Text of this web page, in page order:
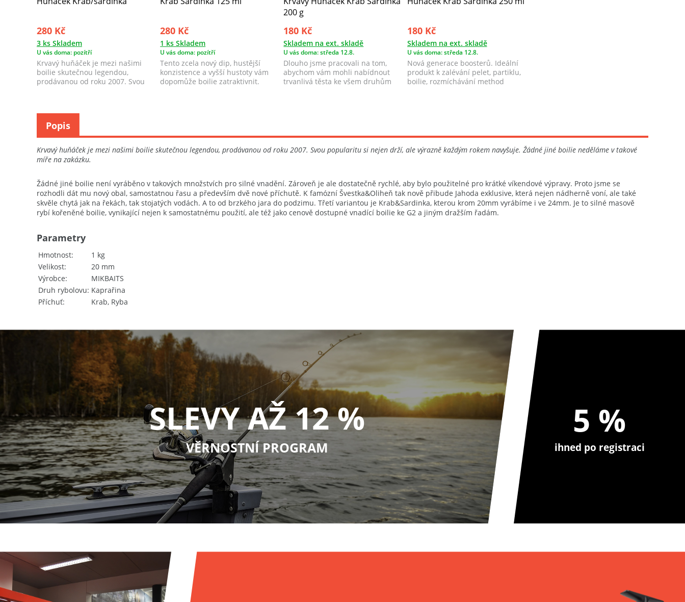
280 Kč
3 ks Skladem
U vás doma: pozítří
Krvavý huňáček je mezi našimi
boilie skutečnou legendou,
prodávanou od roku 2007. Svou
280 Kč
1 ks Skladem
U vás doma: pozítří
Tento zcela nový dip, hustější
konzistence a vyšší hustoty vám
dopomůže boilie zatraktivnit.
200 g
180 Kč
Skladem na ext. skladě
U vás doma: středa 12.8.
Dlouho jsme pracovali na tom,
abychom vám mohli nabídnout
trvanlivá těsta ke všem druhům
180 Kč
Skladem na ext. skladě
U vás doma: středa 12.8.
Nová generace boosterů. Ideální
produkt k zalévání pelet, partiklu,
boilie, rozmíchávání method
Krvavý huňáček je mezi našimi boilie skutečnou legendou, prodávanou od roku 2007. Svou popularitu si nejen drží, ale výrazně každým rokem navyšuje. Žádné jiné boilie neděláme v takové
míře na zakázku.
Žádné jiné boilie není vyráběno v takových množstvích pro silné vnadění. Zároveň je ale dostatečně rychlé, aby bylo použitelné pro krátké víkendové výpravy. Proto jsme se
rozhodli dát mu nový obal, samostatnou řasu a především dvě nové příchutě. K famózní Švestka&Oliheň tak nově přibude Jahoda exklusive, která nejen nádherně voní, ale také
skvěle chytá jak na řekách, tak stojatých vodách. A to od brzkého jara do podzimu. Třetí variantou je Krab&Sardinka, kterou krom 20mm vyrábíme i ve 24mm. Je to silné masově
rybí kořeněné boilie, vynikající nejen k samostatnému použití, ale též jako cenově dostupné vnadící boilie ke G2 a jiným dražším řadám.
Hmotnost
1 kg
Velikost
20 mm
Výrobce
MIKBAITS
Druh rybolovu Kaprařina
Příchuť
Krab, Ryba
Parametry
Popis
SLEVY AŽ 12 %
VĚRNOSTNÍ PROGRAM
5 %
ihned po registraci